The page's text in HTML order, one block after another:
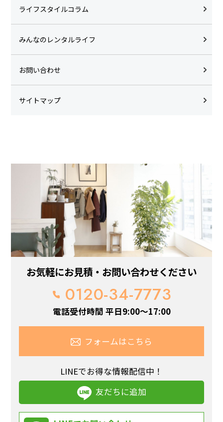
ライフスタイルコラム
みんなのレンタルライフ
お問い合わせ
サイトマップ
お気軽にお見積・お問い合わせください
0120-34-7773
電話受付時間 平日9:00～17:00
フォームはこちら
LINEでお得な情報配信中！
友だちに追加